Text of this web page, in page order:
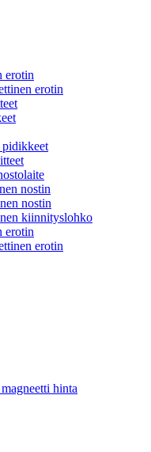
erotin
erotin
pidikkeet
nostin
nostin
kiinnityslohko
erotin
erotin
hinta